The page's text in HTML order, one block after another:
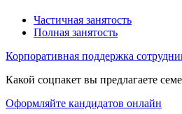
Частичная занятость
Полная занятость
Корпоративная поддержка
Какой соцпакет вы предлагаете
Оформляйте кандидатов онлайн